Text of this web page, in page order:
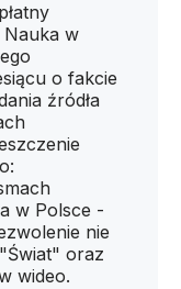
w
o fakcie
źródła
w Polsce -
nie
oraz
wideo.